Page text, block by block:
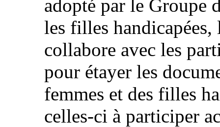
adopté par le Groupe
les filles
collabore avec les
pour étayer les
femmes et des filles
celles-ci à participer